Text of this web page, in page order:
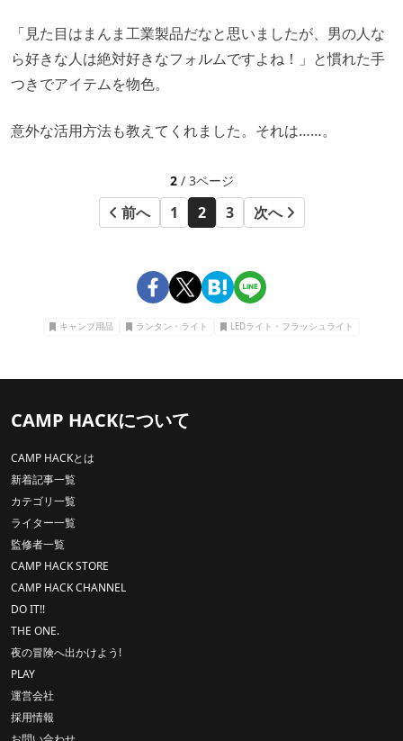
「見た目はまんま工業製品だなと思いましたが、男の人な
ら好きな人は絶対好きなフォルムですよね！」と慣れた手
つきでアイテムを物色。
意外な活用方法も教えてくれました。それは……。
2/ 3ページ
前へ 1 2 3 次へ
キャンプ用品 ランタン・ライト LEDライト・フラッシュライト
CAMP HACKについて
CAMP HACKとは
新着記事一覧
カテゴリ一覧
ライター一覧
監修者一覧
CAMP HACK STORE
CAMP HACK CHANNEL
DO IT!!
THE ONE.
夜の冒険へ出かけよう!
PLAY
運営会社
採用情報